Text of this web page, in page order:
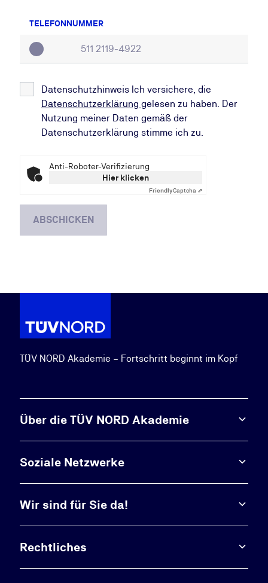
TELEFONNUMMER
Datenschutzhinweis Ich versichere, die
Datenschutzerklärung gelesen zu haben. Der
Nutzung meiner Daten gemäß der
Datenschutzerklärung stimme ich zu.
Anti-Roboter-Verifizierung
Hier klicken
FriendlyCaptcha ⇗
ABSCHICKEN
TÜV NORD Akademie – Fortschritt beginnt im Kopf
Über die TÜV NORD Akademie
Soziale Netzwerke
Wir sind für Sie da!
Rechtliches